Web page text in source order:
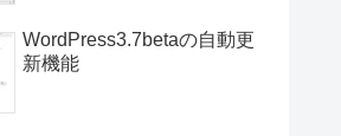
WordPress3.7betaの自動更
新機能